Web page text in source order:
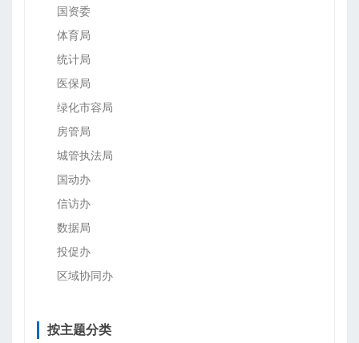
国资委
体育局
统计局
医保局
绿化市容局
房管局
城管执法局
国动办
信访办
数据局
投促办
区域协同办
按主题分类